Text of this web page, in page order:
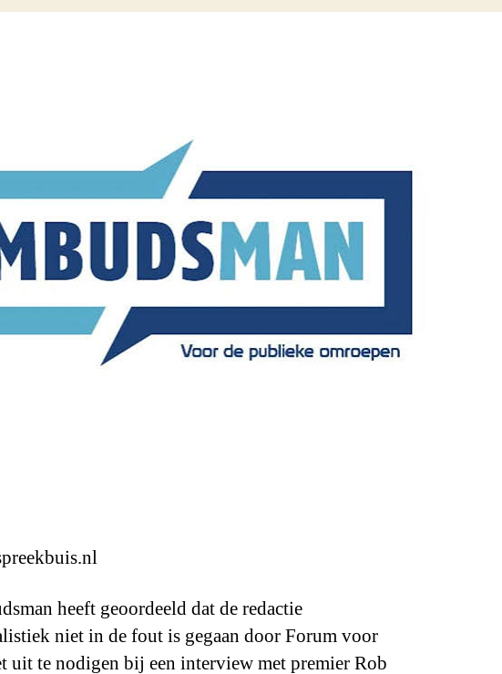
heeft geoordeeld dat de redactie
niet in de fout is gegaan door Forum voor
uit te nodigen bij een interview met premier Rob